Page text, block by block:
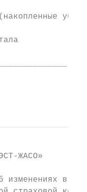
капитала
ЖАСО»
изменениях в